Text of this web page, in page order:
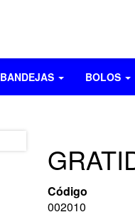
BANDEJAS BOLOS
Código
002010